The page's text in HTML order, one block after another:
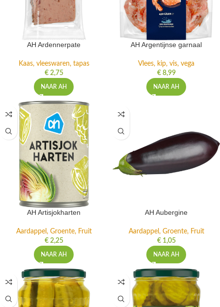
AH Ardennerpate
Kaas, vleeswaren, tapas
€2,75
NAAR AH
AH Argentijnse garnaal
Vlees, kip, vis, vega
€8,99
NAAR AH
AH Artisjokharten
Aardappel, Groente, Fruit
€2,25
NAAR AH
AH Aubergine
Aardappel, Groente, Fruit
€1,05
NAAR AH